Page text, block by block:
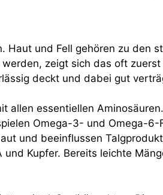
und Fell gehören zu den
zeigt sich das oft
deckt und dabei gut
essentiellen
Omega-3- und Omega-
und beeinflussen
Kupfer. Bereits leichte